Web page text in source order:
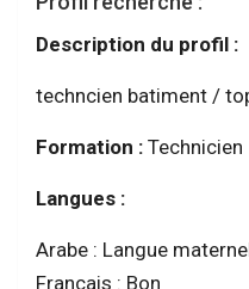
Description du profil :
techncien batiment /
Formation : Technicien
Langues :
Arabe : Langue
Francais : Bon